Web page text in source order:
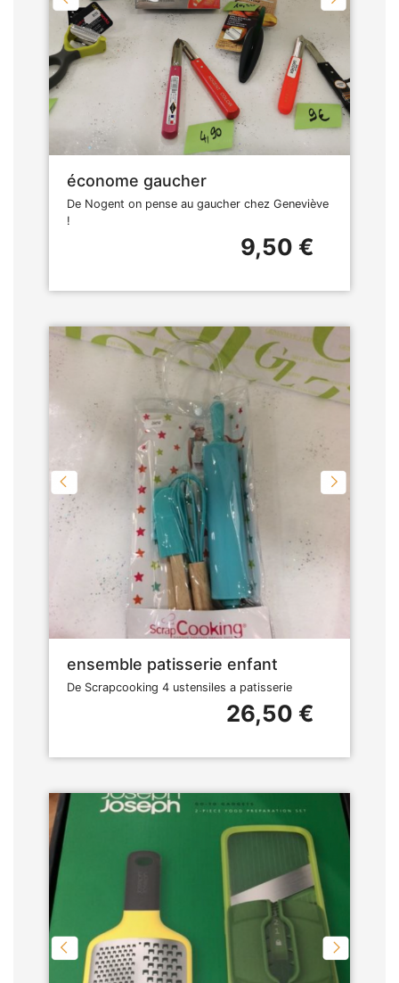
économe gaucher
De Nogent on pense au gaucher chez Geneviève
!
9,50 €
ensemble patisserie enfant
De Scrapcooking 4 ustensiles a patisserie
26,50 €